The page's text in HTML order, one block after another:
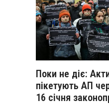
Поки не діє:
пікетують АП
16 січня